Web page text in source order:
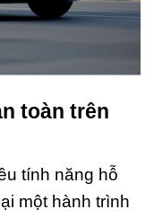
toàn trên
tính năng hỗ
một hành trình